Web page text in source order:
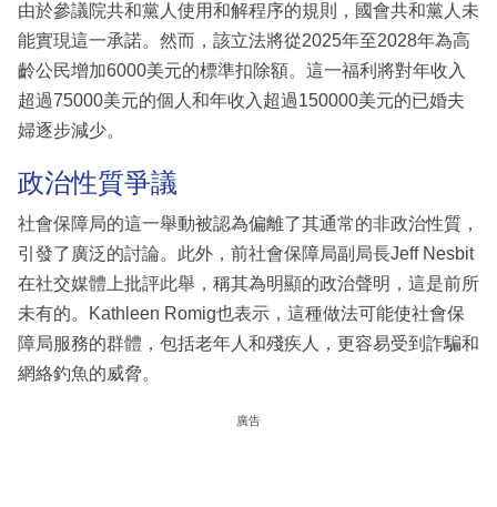
由於參議院共和黨人使用和解程序的規則，國會共和黨人未
能實現這一承諾。然而，該立法將從2025年至2028年為高
齡公民增加6000美元的標準扣除額。這一福利將對年收入
超過75000美元的個人和年收入超過150000美元的已婚夫
婦逐步減少。
政治性質爭議
社會保障局的這一舉動被認為偏離了其通常的非政治性質，
引發了廣泛的討論。此外，前社會保障局副局長Jeff Nesbit
在社交媒體上批評此舉，稱其為明顯的政治聲明，這是前所
未有的。Kathleen Romig也表示，這種做法可能使社會保
障局服務的群體，包括老年人和殘疾人，更容易受到詐騙和
網絡釣魚的威脅。
廣告